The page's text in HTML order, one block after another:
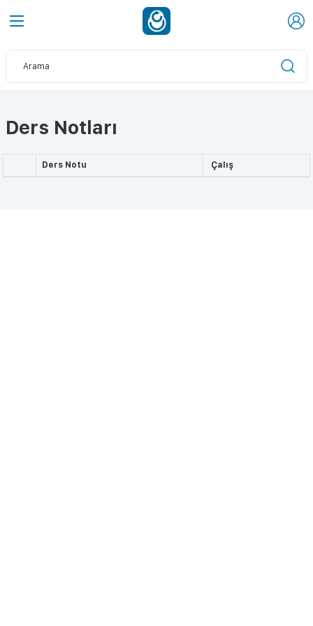
Ders Notları
Ders Notu Çalış